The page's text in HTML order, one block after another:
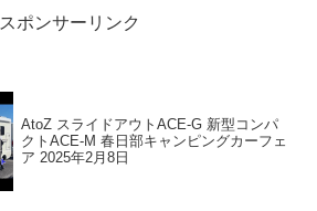
スポンサーリンク
AtoZ スライドアウトACE-G 新型コンパ
クトACE-M 春日部キャンピングカーフェ
ア 2025年2月8日